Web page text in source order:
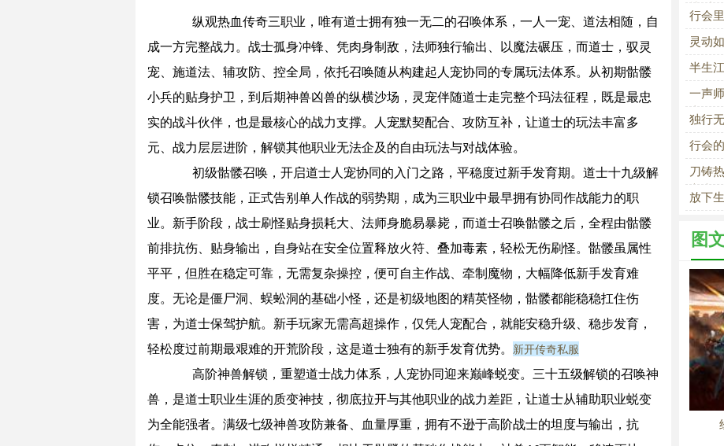
纵观热血传奇三职业，唯有道士拥有独一无二的召唤体系，一人一宠、道法相随，自
成一方完整战力。战士孤身冲锋、凭肉身制敌，法师独行输出、以魔法碾压，而道士，驭灵
宠、施道法、辅攻防、控全局，依托召唤随从构建起人宠协同的专属玩法体系。从初期骷髅
小兵的贴身护卫，到后期神兽凶兽的纵横沙场，灵宠伴随道士走完整个玛法征程，既是最忠
实的战斗伙伴，也是最核心的战力支撑。人宠默契配合、攻防互补，让道士的玩法丰富多
元、战力层层进阶，解锁其他职业无法企及的自由玩法与对战体验。
初级骷髅召唤，开启道士人宠协同的入门之路，平稳度过新手发育期。道士十九级解
锁召唤骷髅技能，正式告别单人作战的弱势期，成为三职业中最早拥有协同作战能力的职
业。新手阶段，战士刷怪贴身损耗大、法师身脆易暴毙，而道士召唤骷髅之后，全程由骷髅
前排抗伤、贴身输出，自身站在安全位置释放火符、叠加毒素，轻松无伤刷怪。骷髅虽属性
平平，但胜在稳定可靠，无需复杂操控，便可自主作战、牵制魔物，大幅降低新手发育难
度。无论是僵尸洞、蜈蚣洞的基础小怪，还是初级地图的精英怪物，骷髅都能稳稳扛住伤
害，为道士保驾护航。新手玩家无需高超操作，仅凭人宠配合，就能安稳升级、稳步发育，
轻松度过前期最艰难的开荒阶段，这是道士独有的新手发育优势。 新开传奇私服
高阶神兽解锁，重塑道士战力体系，人宠协同迎来巅峰蜕变。三十五级解锁的召唤神
兽，是道士职业生涯的质变神技，彻底拉开与其他职业的战力差距，让道士从辅助职业蜕变
为全能强者。满级七级神兽攻防兼备、血量厚重，拥有不逊于高阶战士的坦度与输出，抗
快乐
行会
灵动
半生
的自己
一声
去
独行
行会
刀铸
之光
放下
图